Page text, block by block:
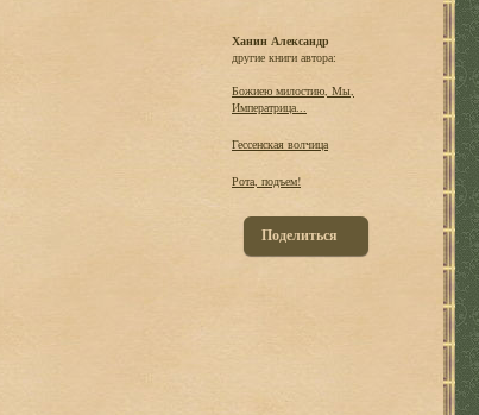
Ханин Александр
другие книги автора:
Божиею милостию, Мы,
Императрица...
Гессенская волчица
Рота, подъем!
Поделиться